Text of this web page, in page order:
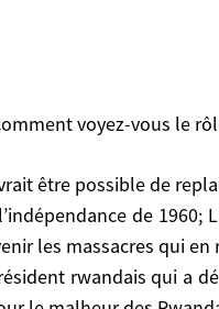
comment voyez-vous le
de
les massacres qui
rwandais qui a
voyez-vous le rôle